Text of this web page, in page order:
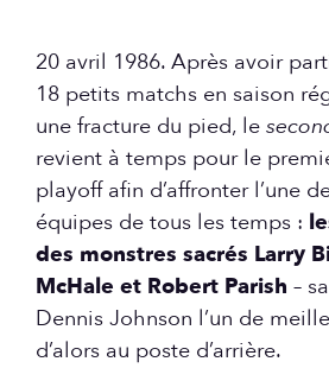
20 avril 1986. Après avoir
18 petits matchs en saison
une fracture du pied, le
revient à temps pour le
playoff afin d’affronter l’une
équipes de tous les temps :
des monstres sacrés Larry
McHale et Robert Parish –
Dennis Johnson l’un de
d’alors au poste d’arrière.